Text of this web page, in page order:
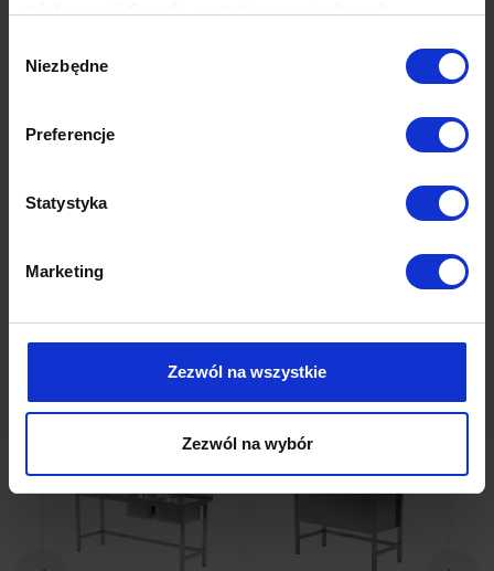
zgody
Niezbędne
Preferencje
Statystyka
Marketing
Zezwól na wszystkie
Zezwól na wybór
Sprawdź inne kategorie